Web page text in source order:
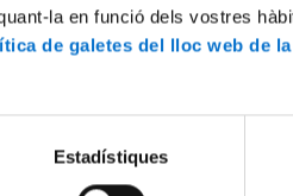
la en funció dels vostres
de galetes del lloc web de
Estadístiques
Palomino a Ceán. Narratives
en el segle XVIII